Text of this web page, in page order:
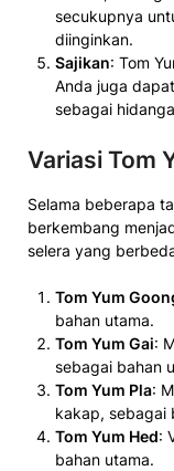
secukupnya
diinginkan.
Sajikan: Tom
Anda juga
sebagai
Variasi Tom
Selama beberapa
berkembang
selera yang
Tom Yum
bahan utama.
Tom Yum Gai:
sebagai bahan
Tom Yum Pla:
kakap, sebagai
Tom Yum Hed:
bahan utama.